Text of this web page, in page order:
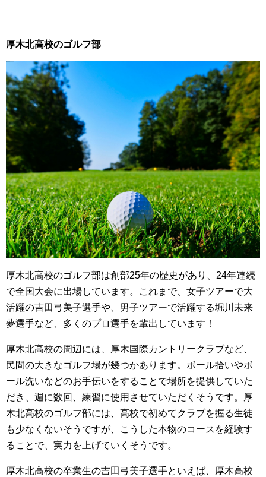
厚木北高校のゴルフ部
厚木北高校のゴルフ部は創部25年の歴史があり、24年連続
で全国大会に出場しています。これまで、女子ツアーで大
活躍の吉田弓美子選手や、男子ツアーで活躍する堀川未来
夢選手など、多くのプロ選手を輩出しています！
厚木北高校の周辺には、厚木国際カントリークラブなど、
民間の大きなゴルフ場が幾つかあります。ボール拾いやボ
ール洗いなどのお手伝いをすることで場所を提供していた
だき、週に数回、練習に使用させていただくそうです。厚
木北高校のゴルフ部には、高校で初めてクラブを握る生徒
も少なくないそうですが、こうした本物のコースを経験す
ることで、実力を上げていくそうです。
厚木北高校の卒業生の吉田弓美子選手といえば、厚木高校